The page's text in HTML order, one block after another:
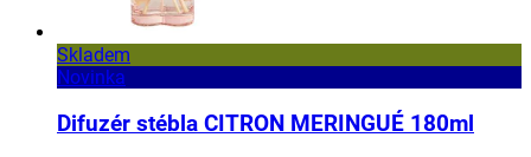
Skladem
Novinka
Difuzér stébla CITRON MERINGUÉ 180ml